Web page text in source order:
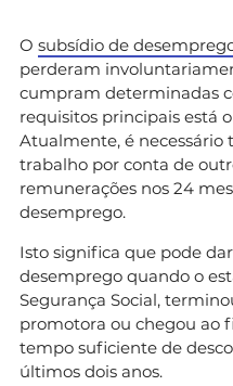
O subsídio de
perderam
cumpram determinadas
requisitos principais está
Atualmente, é necessário
trabalho por conta de
remunerações nos 24
desemprego.
Isto significa que pode
desemprego quando o
Segurança Social,
promotora ou chegou ao
tempo suficiente de
últimos dois anos.